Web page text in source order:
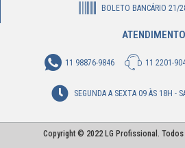
BOLETO BANCÁRIO 21/
ATENDIMENTO
11 98876-9846 11 2201-
SEGUNDA A SEXTA 09 ÀS 18H -
Copyright © 2022 LG Profissional.